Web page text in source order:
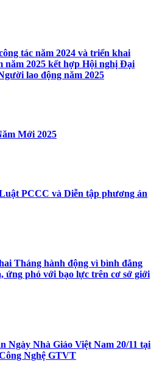
tác năm 2024 và triển khai
năm 2025 kết hợp Hội nghị Đại
lao động năm 2025
Mới 2025
PCCC và Diễn tập phương án
Tháng hành động vì bình đẳng
ứng phó với bạo lực trên cơ sở giới
Ngày Nhà Giáo Việt Nam 20/11 tại
Nghệ GTVT